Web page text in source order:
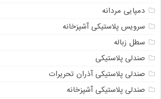
دمپایی مردانه
سرویس پلاستیکی آشپزخانه
سطل زباله
صندلی پلاستیکی
صندلی پلاستیکی آذران تحریرات
صندلی پلاستیکی آشپزخانه